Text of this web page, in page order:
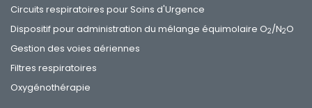
Circuits respiratoires pour Soins d'Urgence
Dispositif pour administration du mélange équimolaire O2/N2O
Gestion des voies aériennes
Filtres respiratoires
Oxygénothérapie